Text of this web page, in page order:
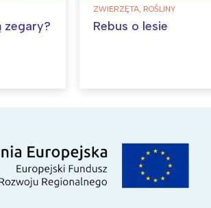
zegary?
ZWIERZĘTA, ROŚLINY
Rebus o lesie